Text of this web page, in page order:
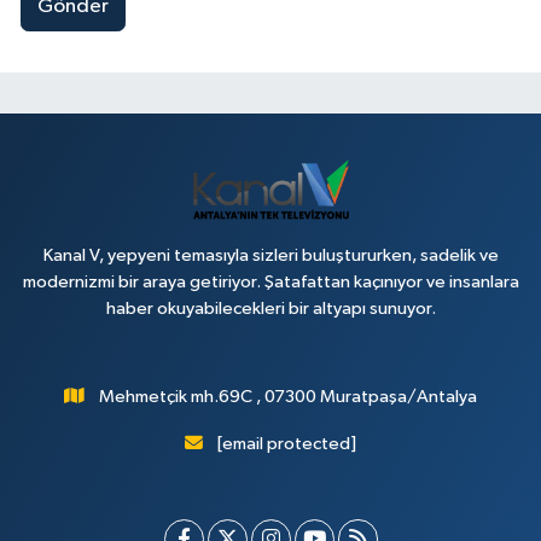
Gönder
Kanal V, yepyeni temasıyla sizleri buluştururken, sadelik ve
modernizmi bir araya getiriyor. Şatafattan kaçınıyor ve insanlara
haber okuyabilecekleri bir altyapı sunuyor.
Mehmetçik mh.69C , 07300 Muratpaşa/Antalya
[email protected]